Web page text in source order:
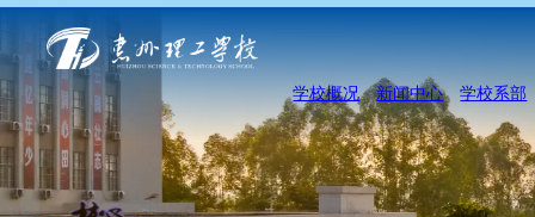
学校概况 新闻中心 学校系部